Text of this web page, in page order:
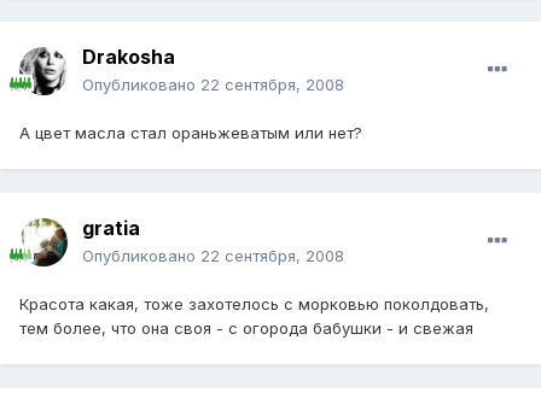
Drakosha
Опубликовано 22 сентября, 2008
А цвет масла стал ораньжеватым или нет?
gratia
Опубликовано 22 сентября, 2008
Красота какая, тоже захотелось с морковью поколдовать,
тем более, что она своя - с огорода бабушки - и свежая